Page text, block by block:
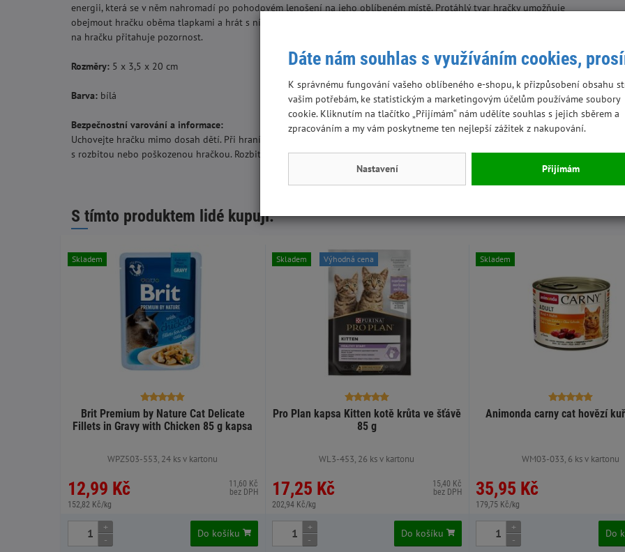
energii, která se v něm nahromadí po pohodovém lenošení na jeho oblíbeném místě. Protáhlý tvar hračky umožňuje
obejmout hračku oběma tlapkami a hrát s ní „
na hračku přitahuje pozornost.
Rozměry: 5 x 3,5 x 20 cm
Barva: bílá
Bezpečnostní varování a informace:
Uchovejte hračku mimo dosah dětí. Při hraní s hračkami mějte svého mazlíčka pod dohledem a nedovolte mu, aby si hrál
s rozbitou nebo poškozenou hračkou. Rozbité nebo poškozené hračky vyhoďte/vyměňte. Před použitím sejměte obal.
S tímto produktem lidé kupují:
Brit Premium by Nature Cat Delicate
Fillets in Gravy with Chicken 85 g kapsa
WPZ503-553, 24 ks v kartonu
12,99 Kč
152,82 Kč/kg
11,60 Kč
bez DPH
Skladem
+
-
Do košíku
Pro Plan kapsa Kitten kotě krůta ve šťávě
85 g
WL3-453, 26 ks v kartonu
17,25 Kč
202,94 Kč/kg
15,40 Kč
bez DPH
Skladem Výhodná cena
+
-
Do košíku
Animonda carny cat hovězí
WM03-033, 6 ks v kartonu
35,95 Kč
179,75 Kč/kg
Skladem
+
-
Do
Dáte nám souhlas s využíváním cookies,
K správnému fungování vašeho oblíbeného e-shopu, k přizpůsobení obsahu
vašim potřebám, ke statistickým a marketingovým účelům používáme soubory
cookie. Kliknutím na tlačítko „Přijímám“ nám udělíte souhlas s jejich sběrem a
zpracováním a my vám poskytneme ten nejlepší zážitek z nakupování.
Nastavení Přijímám